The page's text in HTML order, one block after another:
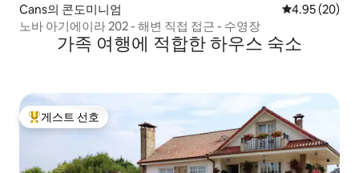
Cans의 콘도미니엄 평점 4.95점(5
4.95 (20)
노바 아기에이라 202 - 해변 직접 접근 - 수영장
가족 여행에 적합한 하우스 숙소
상위 게스트 선호
게스트 선호